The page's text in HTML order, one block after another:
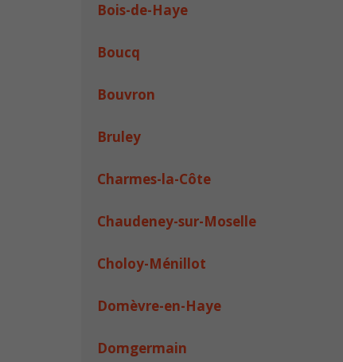
Bois-de-Haye
Boucq
Bouvron
Bruley
Charmes-la-Côte
Chaudeney-sur-Moselle
Choloy-Ménillot
Domèvre-en-Haye
Domgermain